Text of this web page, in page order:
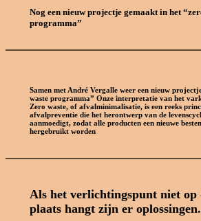
Nog een nieuw projectje gemaakt in het
programma”
Samen met André Vergalle weer een nieuw
waste programma” Onze interpretatie van het
Zero waste, of afvalminimalisatie, is een reeks
afvalpreventie die het herontwerp van de
aanmoedigt, zodat alle producten een nieuwe
hergebruikt worden
Als het verlichtingspunt niet op
plaats hangt zijn er oplossingen.